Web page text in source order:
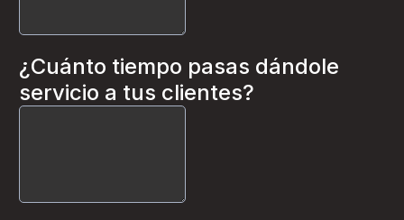
¿Cuánto tiempo pasas dándole
servicio a tus clientes?